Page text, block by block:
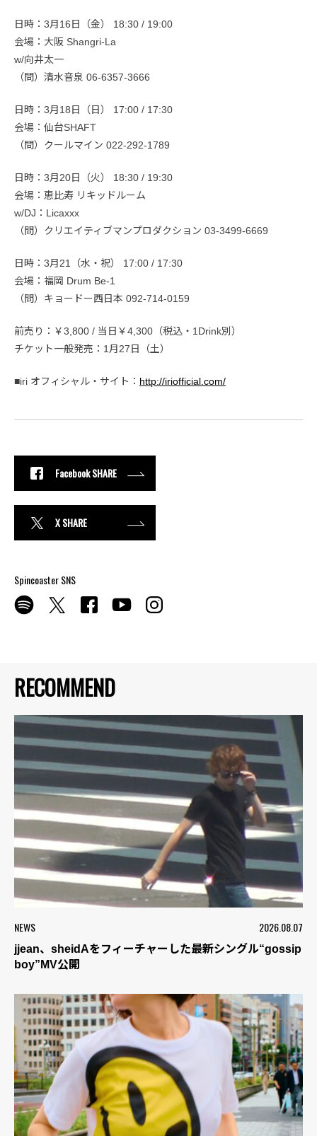
RECOMMEND
NEWS 2026.08.07
jjean、sheidAをフィーチャーした最新シングル“gossip
boy”MV公開
日時：3月16日（金） 18:30 / 19:00
会場：大阪 Shangri-La
w/向井太一
（問）清水音泉 06-6357-3666
日時：3月18日（日） 17:00 / 17:30
会場：仙台SHAFT
（問）クールマイン 022-292-1789
日時：3月20日（火） 18:30 / 19:30
会場：恵比寿 リキッドルーム
w/DJ：Licaxxx
（問）クリエイティブマンプロダクション 03-3499-6669
日時：3月21（水・祝） 17:00 / 17:30
会場：福岡 Drum Be-1
（問）キョードー西日本 092-714-0159
前売り：￥3,800 / 当日￥4,300（税込・1Drink別）
チケット一般発売：1月27日（土）
■iri オフィシャル・サイト： http://iriofficial.com/
Facebook SHARE
X SHARE
Spincoaster SNS